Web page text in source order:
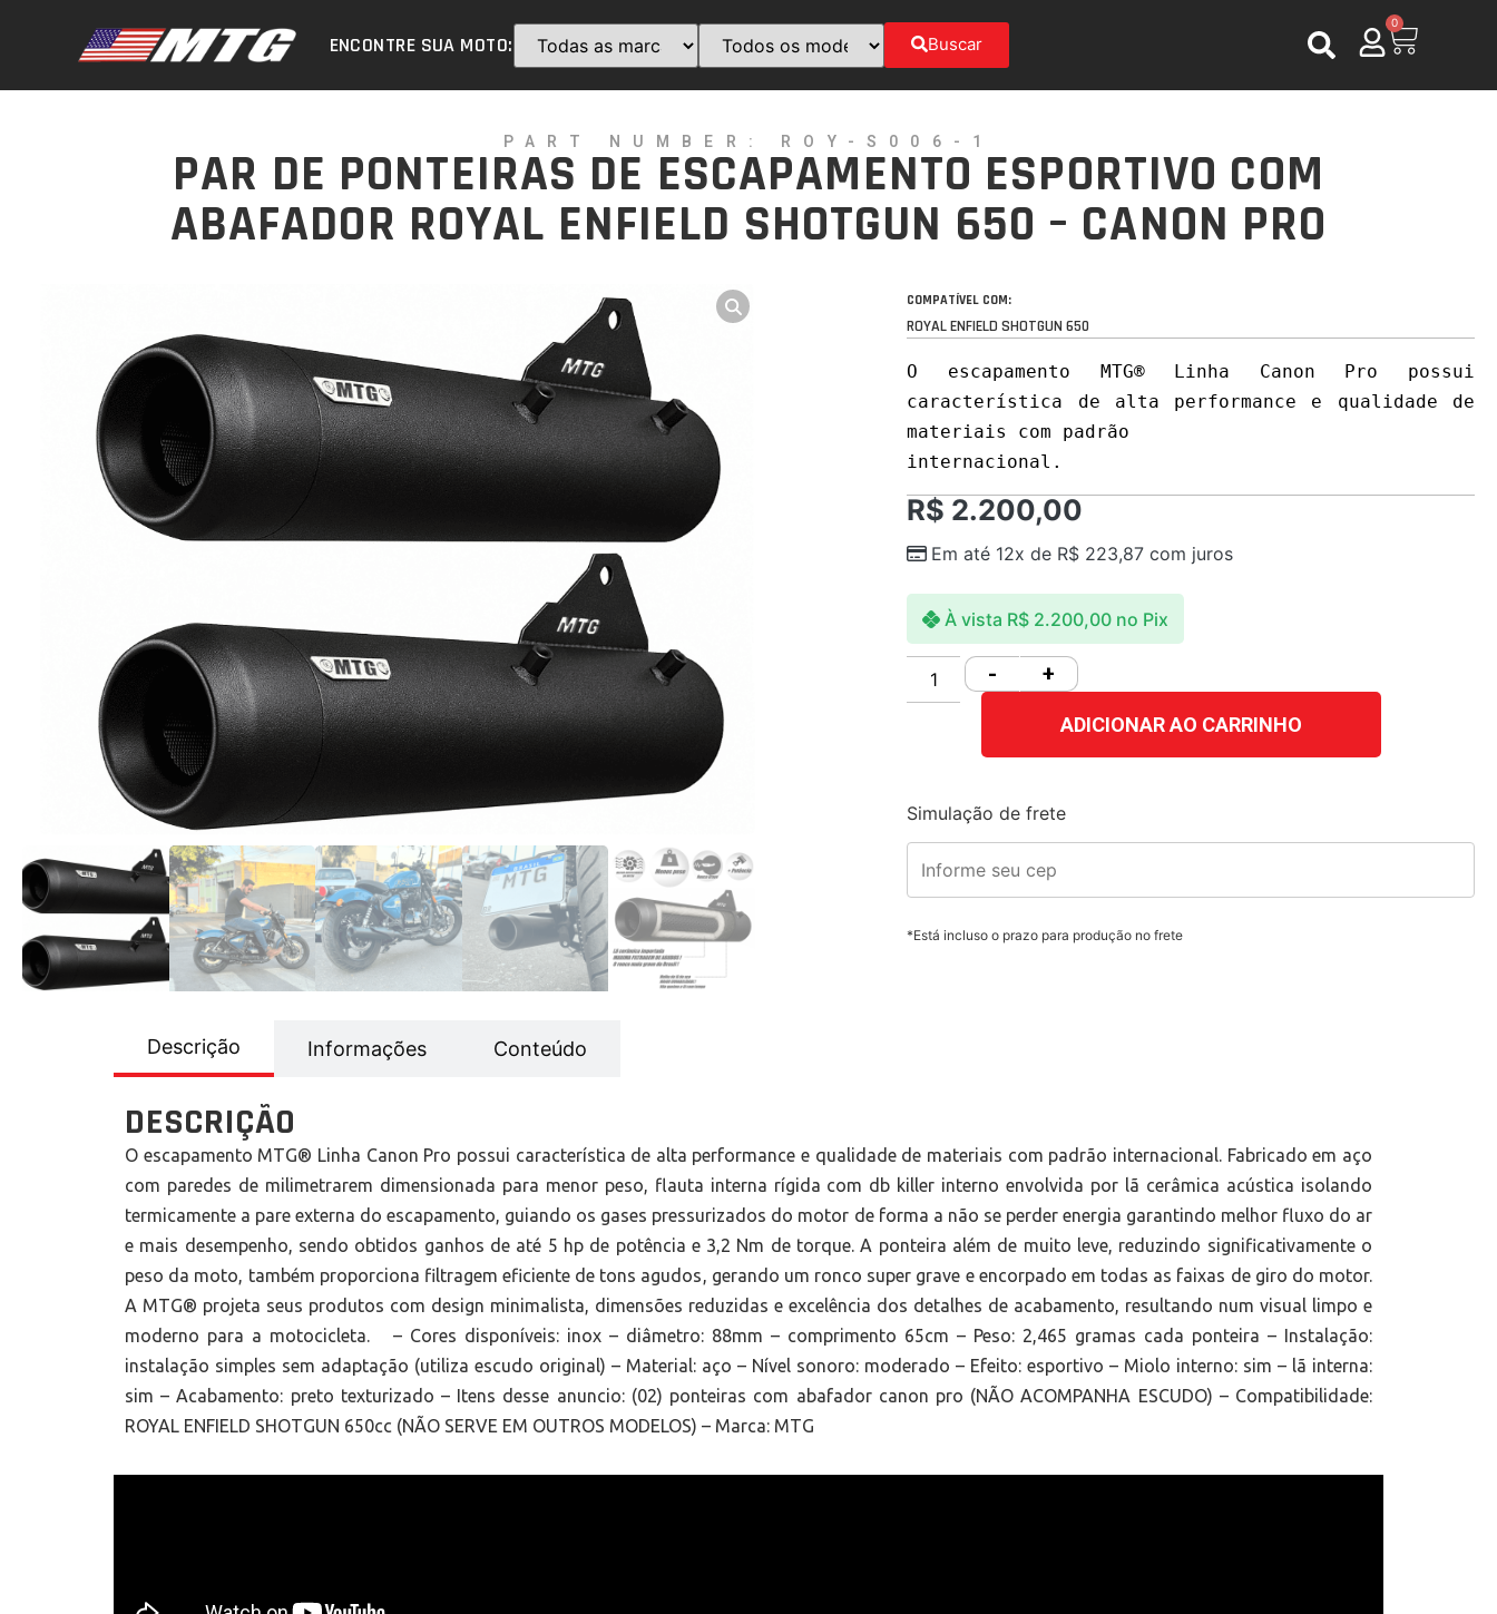
ENCONTRE SUA MOTO: Buscar
0
PART NUMBER: ROY-S006-1
PAR DE PONTEIRAS DE ESCAPAMENTO ESPORTIVO COM
ABAFADOR ROYAL ENFIELD SHOTGUN 650 – CANON PRO
COMPATÍVEL COM:
ROYAL ENFIELD SHOTGUN 650
O escapamento MTG® Linha Canon Pro possui
característica de alta performance e qualidade de
materiais com padrão
internacional.
R$ 2.200,00
Em até 12x de R$ 223,87 com juros
À vista R$2.200,00 no Pix
- +
ADICIONAR AO CARRINHO
Simulação de frete
*Está incluso o prazo para produção no frete
Descrição Informações Conteúdo
DESCRIÇÃO
O escapamento MTG® Linha Canon Pro possui característica de alta performance e qualidade de materiais com padrão internacional. Fabricado em aço
com paredes de milimetrarem dimensionada para menor peso, flauta interna rígida com db killer interno envolvida por lã cerâmica acústica isolando
termicamente a pare externa do escapamento, guiando os gases pressurizados do motor de forma a não se perder energia garantindo melhor fluxo do ar
e mais desempenho, sendo obtidos ganhos de até 5 hp de potência e 3,2 Nm de torque. A ponteira além de muito leve, reduzindo significativamente o
peso da moto, também proporciona filtragem eficiente de tons agudos, gerando um ronco super grave e encorpado em todas as faixas de giro do motor.
A MTG® projeta seus produtos com design minimalista, dimensões reduzidas e excelência dos detalhes de acabamento, resultando num visual limpo e
moderno para a motocicleta. – Cores disponíveis: inox – diâmetro: 88mm – comprimento 65cm – Peso: 2,465 gramas cada ponteira – Instalação:
instalação simples sem adaptação (utiliza escudo original) – Material: aço – Nível sonoro: moderado – Efeito: esportivo – Miolo interno: sim – lã interna:
sim – Acabamento: preto texturizado – Itens desse anuncio: (02) ponteiras com abafador canon pro (NÃO ACOMPANHA ESCUDO) – Compatibilidade:
ROYAL ENFIELD SHOTGUN 650cc (NÃO SERVE EM OUTROS MODELOS) – Marca: MTG